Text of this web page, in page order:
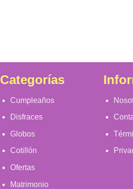
Categorías
Cumpleaños
Disfraces
Globos
Cotillón
Ofertas
Matrimonio